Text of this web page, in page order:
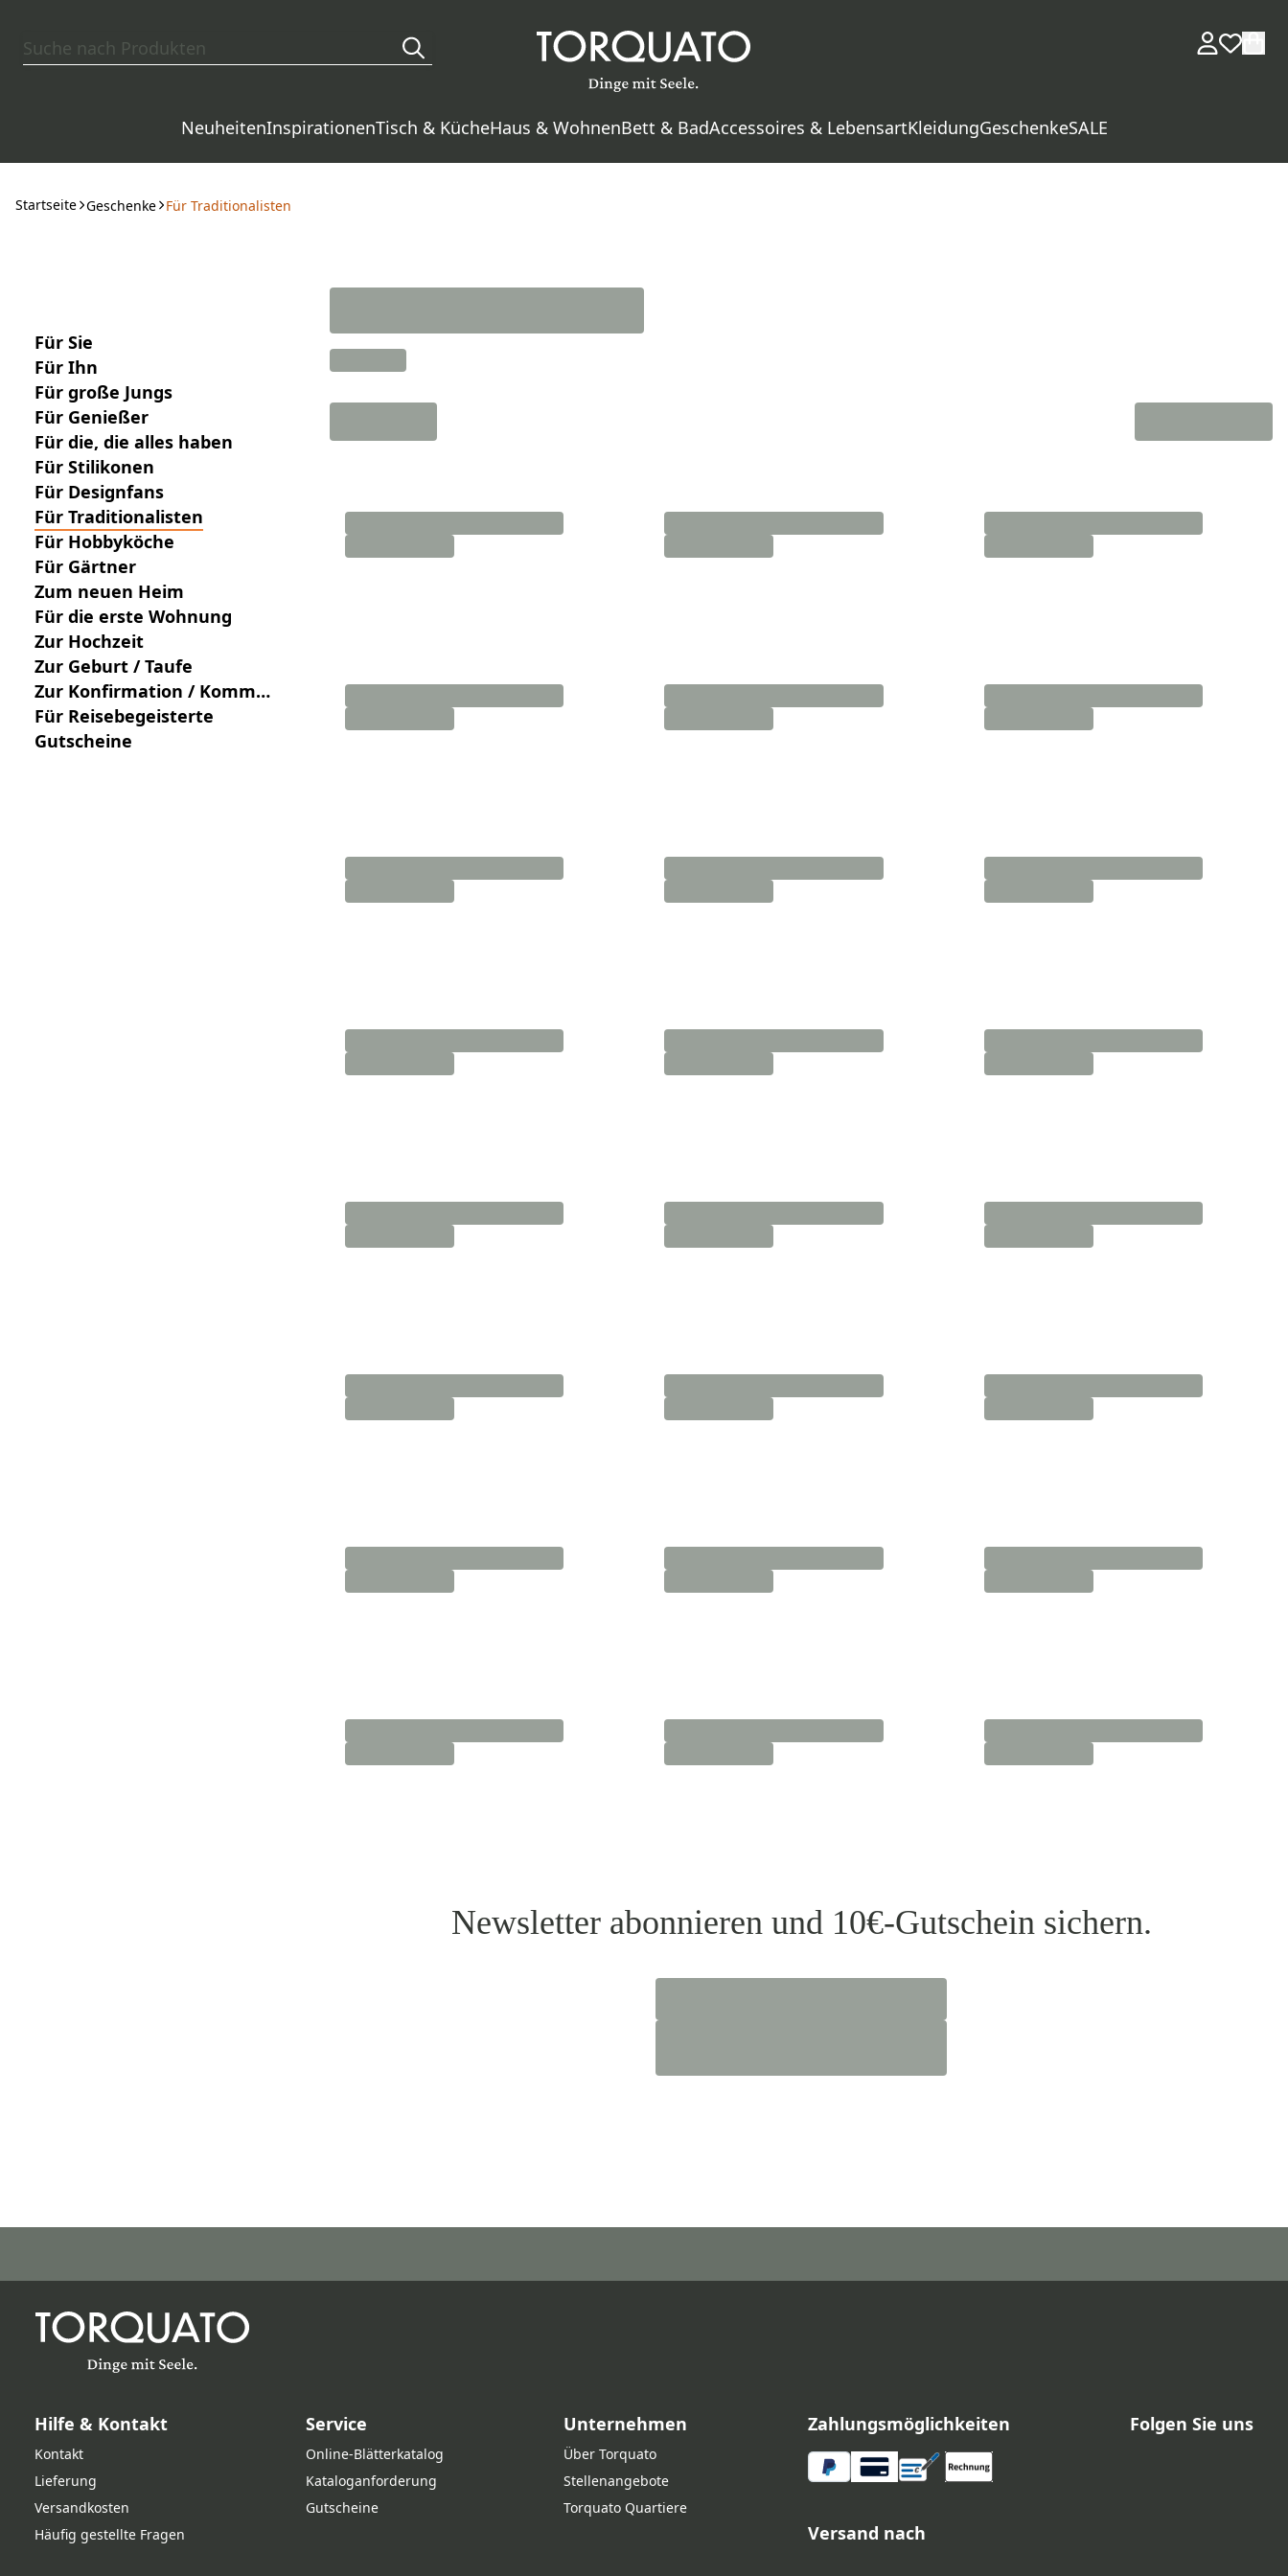
NeuheitenInspirationenTisch & KücheHaus & WohnenBett & BadAccessoires & LebensartKleidungGeschenkeSALE
Startseite Geschenke Für Traditionalisten
Für Sie
Für Ihn
Für große Jungs
Für Genießer
Für die, die alles haben
Für Stilikonen
Für Designfans
Für Traditionalisten
Für Hobbyköche
Für Gärtner
Zum neuen Heim
Für die erste Wohnung
Zur Hochzeit
Zur Geburt / Taufe
Zur Konfirmation / Kommu
nion
Für Reisebegeisterte
Gutscheine
Newsletter abonnieren und 10€-Gutschein sichern.
Hilfe & Kontakt
Kontakt
Lieferung
Versandkosten
Häufig gestellte Fragen
Service
Online‑Blätterkatalog
Kataloganforderung
Gutscheine
Unternehmen
Über Torquato
Stellenangebote
Torquato Quartiere
Zahlungsmöglichkeiten
Versand nach
Folgen Sie uns